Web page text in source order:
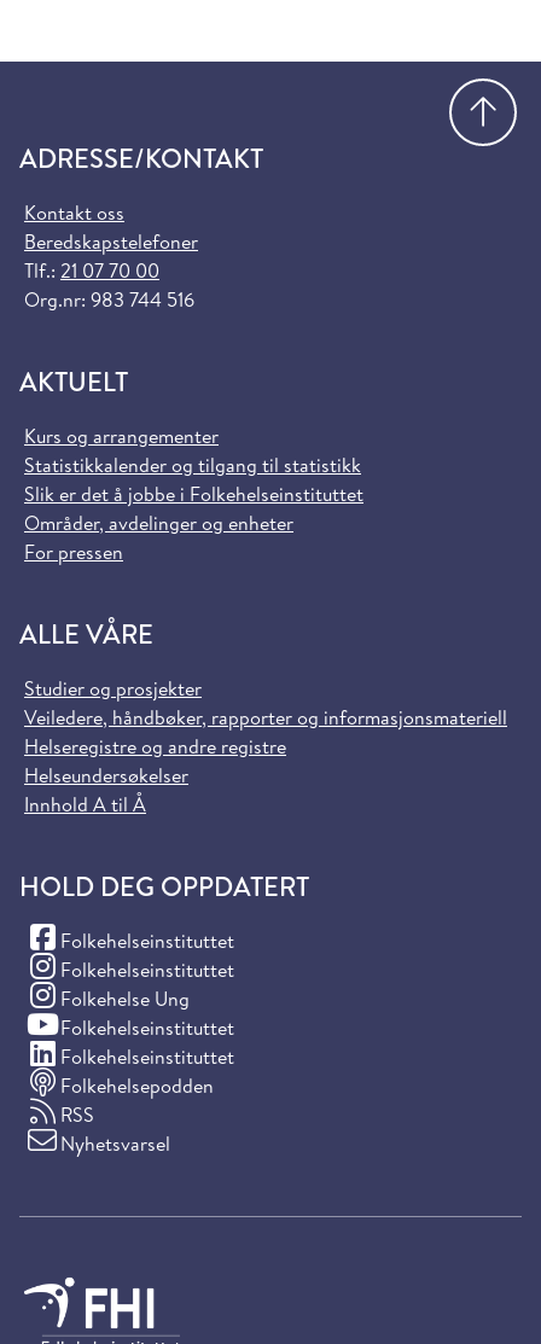
ADRESSE/KONTAKT
Kontakt oss
Beredskapstelefoner
Tlf.: 21 07 70 00
Org.nr: 983 744 516
AKTUELT
Kurs og arrangementer
Statistikkalender og tilgang til statistikk
Slik er det å jobbe i Folkehelseinstituttet
Områder, avdelinger og enheter
For pressen
ALLE VÅRE
Studier og prosjekter
Veiledere, håndbøker, rapporter og informasjonsmateriell
Helseregistre og andre registre
Helseundersøkelser
Innhold A til Å
HOLD DEG OPPDATERT
Folkehelseinstituttet
(Facebook)
Folkehelseinstituttet
(Instagram)
Folkehelse Ung
(Instagram)
Folkehelseinstituttet
(YouTube)
Folkehelseinstituttet
(LinkedIn)
Folkehelsepodden
RSS
Nyhetsvarsel